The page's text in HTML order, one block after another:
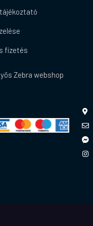
fizetés
Zebra webshop